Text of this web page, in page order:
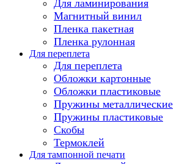
Для ламинирования
Магнитный винил
Пленка пакетная
Пленка рулонная
Для переплета
Для переплета
Обложки картонные
Обложки пластиковые
Пружины металлические
Пружины пластиковые
Скобы
Термоклей
Для тампонной печати